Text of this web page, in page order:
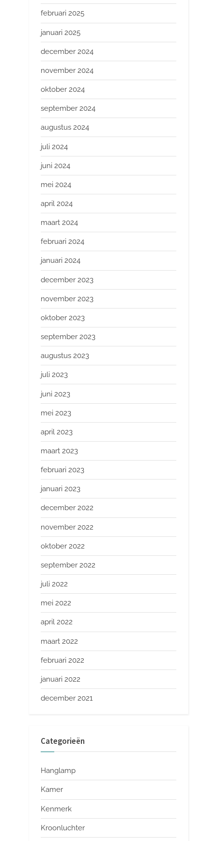
februari 2025
januari 2025
december 2024
november 2024
oktober 2024
september 2024
augustus 2024
juli 2024
juni 2024
mei 2024
april 2024
maart 2024
februari 2024
januari 2024
december 2023
november 2023
oktober 2023
september 2023
augustus 2023
juli 2023
juni 2023
mei 2023
april 2023
maart 2023
februari 2023
januari 2023
december 2022
november 2022
oktober 2022
september 2022
juli 2022
mei 2022
april 2022
maart 2022
februari 2022
januari 2022
december 2021
Categorieën
Hanglamp
Kamer
Kenmerk
Kroonluchter